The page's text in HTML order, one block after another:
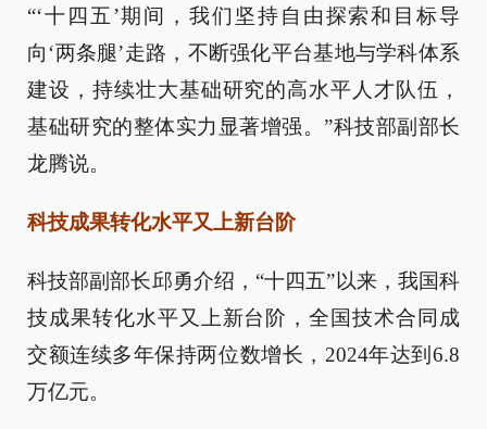
“‘十四五’期间，我们坚持自由探索和目标导
向‘两条腿’走路，不断强化平台基地与学科体系
建设，持续壮大基础研究的高水平人才队伍，
基础研究的整体实力显著增强。”科技部副部长
龙腾说。
科技成果转化水平又上新台阶
科技部副部长邱勇介绍，“十四五”以来，我国科
技成果转化水平又上新台阶，全国技术合同成
交额连续多年保持两位数增长，2024年达到6.8
万亿元。